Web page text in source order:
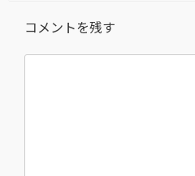
コメントを残す